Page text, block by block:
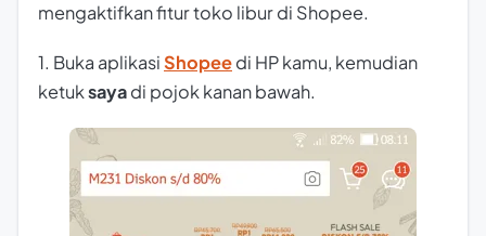
mengaktifkan fitur toko libur di Shopee.
1. Buka aplikasi Shopeedi HP kamu, kemudian
ketuksayadi pojok kanan bawah.